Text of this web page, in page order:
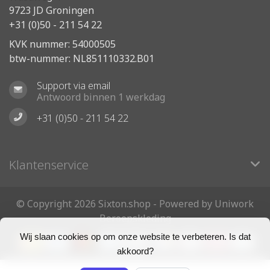
Wij slaan cookies op om onze website te verbeteren. Is dat
akkoord?
9723 JD Groningen
+31 (0)50 - 211 54 22
KVK nummer: 54000505
btw-nummer: NL851110332.B01
Support via email
Antwoord binnen 1 werkdag
+31 (0)50 - 211 54 22
Klantenservice
© Copyright 2026 Sixton.shop - Powered by Uniwork
Beroepskleding